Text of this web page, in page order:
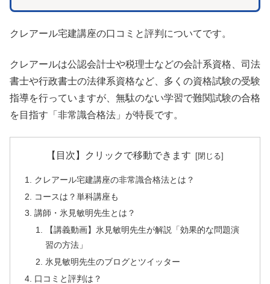
クレアール宅建講座の口コミと評判についてです。
クレアールは公認会計士や税理士などの会計系資格、司法
書士や行政書士の法律系資格など、多くの資格試験の受験
指導を行っていますが、無駄のない学習で難関試験の合格
を目指す「非常識合格法」が特長です。
【目次】クリックで移動できます
クレアール宅建講座の非常識合格法とは？
コースは？単科講座も
講師・氷見敏明先生とは？
【講義動画】氷見敏明先生が解説「効果的な問題演
習の方法」
氷見敏明先生のブログとツイッター
口コミと評判は？